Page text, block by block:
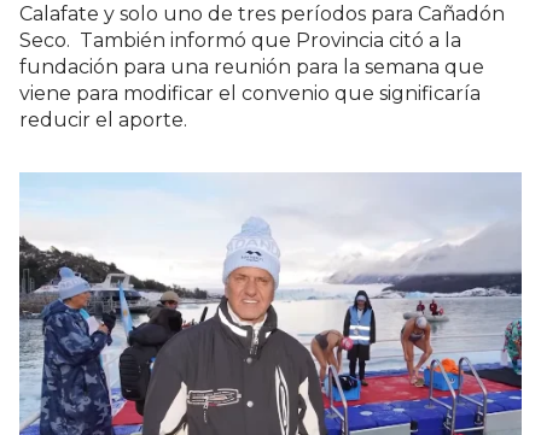
Calafate y solo uno de tres períodos para Cañadón
Seco. También informó que Provincia citó a la
fundación para una reunión para la semana que
viene para modificar el convenio que significaría
reducir el aporte.